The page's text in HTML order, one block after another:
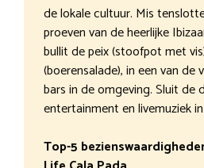
de lokale cultuur. Mis
proeven van de heerlijke
bullit de peix (stoofpot met
(boerensalade), in een van de
bars in de omgeving. Sluit de
entertainment en livemuziek
Top-5